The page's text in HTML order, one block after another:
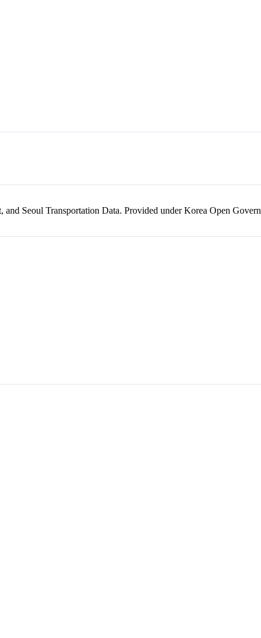
Seoul Transportation Data. Provided under Korea Open